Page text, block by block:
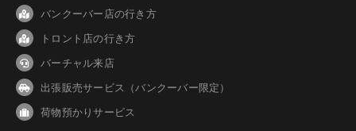
バンクーバー 店の行き方
トロント店の行き方
バーチャル来店
出張販売サービス（バンクーバー限定）
荷物預かりサービス